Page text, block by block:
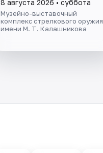
8 августа 2026 • суббота
Музейно-выставочный
комплекс стрелкового оружия
имени М. Т. Калашникова